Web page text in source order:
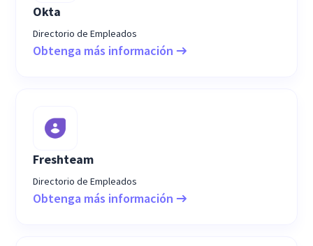
Okta
Directorio de Empleados
Obtenga más información
Freshteam
Directorio de Empleados
Obtenga más información